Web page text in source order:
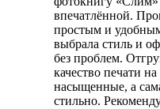
впечатлённой.
простым и
выбрала стиль и
без проблем.
качество печати
насыщенные, а
стильно.